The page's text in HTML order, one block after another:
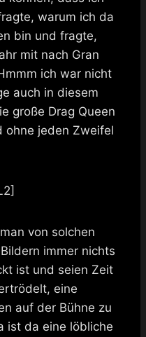
warum ich da
bin und fragte,
mit nach Gran
ich war nicht
auch in diesem
große Drag Queen
ohne jeden Zweifel
von solchen
immer nichts
ist und seien Zeit
eine
auf der Bühne zu
ist da eine löbliche